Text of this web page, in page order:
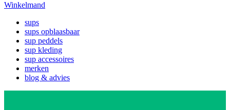
Winkelmand
sups
sups opblaasbaar
sup peddels
sup kleding
sup accessoires
merken
blog & advies